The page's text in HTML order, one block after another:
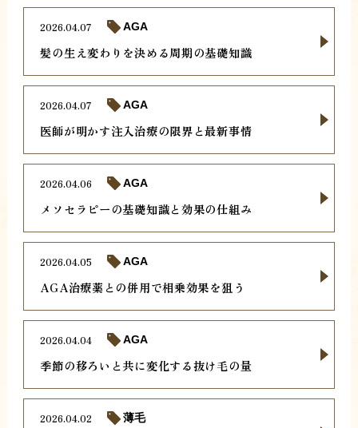
髪の生え変わりを決める周期の基礎知識
2026.04.07 AGA
医師が明かす注入治療の限界と最新事情
2026.04.07 AGA
メソセラピーの基礎知識と効果の仕組み
2026.04.06 AGA
AGA治療薬との併用で相乗効果を狙う
2026.04.05 AGA
季節の移ろいと共に変化する抜け毛の量
2026.04.04 AGA
2026.04.02 薄毛